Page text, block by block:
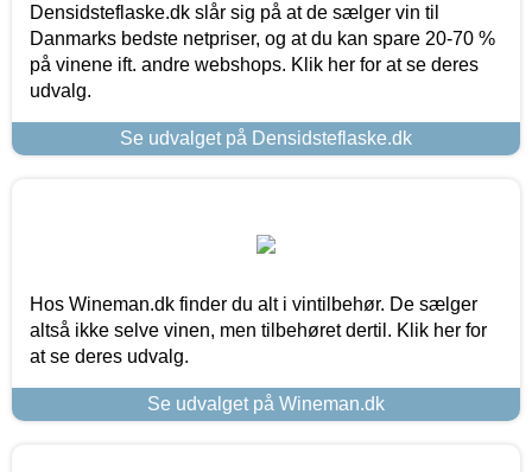
Densidsteflaske.dk slår sig på at de sælger vin til
Danmarks bedste netpriser, og at du kan spare 20-70 %
på vinene ift. andre webshops. Klik her for at se deres
udvalg.
Se udvalget på Densidsteflaske.dk
Hos Wineman.dk finder du alt i vintilbehør. De sælger
altså ikke selve vinen, men tilbehøret dertil. Klik her for
at se deres udvalg.
Se udvalget på Wineman.dk